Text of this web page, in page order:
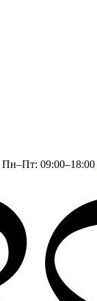
Пн–Пт: 09:00–18:00